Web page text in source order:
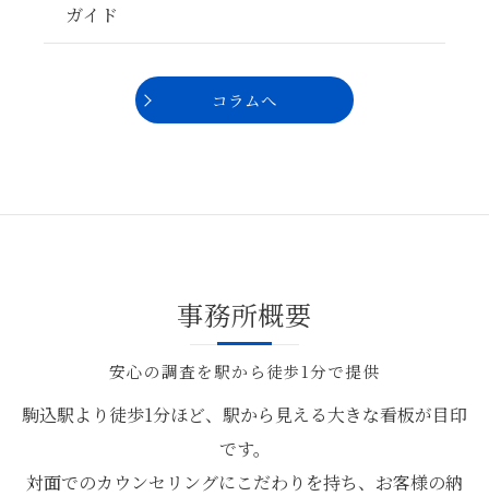
ガイド
コラムへ
安心の調査を駅から徒歩1分で提供
事務所概要
駒込駅より徒歩1分ほど、駅から見える大きな看板が目印
です。
対面でのカウンセリングにこだわりを持ち、お客様の納